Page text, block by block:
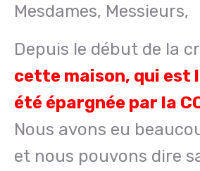
Mesdames, Messieurs,
Depuis le début de la
cette maison, qui est
été épargnée par la
Nous avons eu
et nous pouvons dire